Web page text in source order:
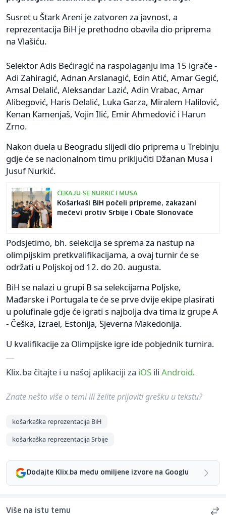
Susret u Štark Areni je zatvoren za javnost, a
reprezentacija BiH je prethodno obavila dio priprema
na Vlašiću.
Selektor Adis Bećiragić na raspolaganju ima 15 igrače -
Adi Zahiragić, Adnan Arslanagić, Edin Atić, Amar Gegić,
Amsal Delalić, Aleksandar Lazić, Adin Vrabac, Amar
Alibegović, Haris Delalić, Luka Garza, Miralem Halilović,
Kenan Kamenjaš, Vojin Ilić, Emir Ahmedović i Harun
Zrno.
Nakon duela u Beogradu slijedi dio priprema u Trebinju
gdje će se nacionalnom timu priključiti Džanan Musa i
Jusuf Nurkić.
ČEKAJU SE NURKIĆ I MUSA
Košarkaši BiH počeli pripreme, zakazani
mečevi protiv Srbije i Obale Slonovače
Podsjetimo, bh. selekcija se sprema za nastup na
olimpijskim pretkvalifikacijama, a ovaj turnir će se
održati u Poljskoj od 12. do 20. augusta.
BiH se nalazi u grupi B sa selekcijama Poljske,
Mađarske i Portugala te će se prve dvije ekipe plasirati
u polufinale gdje će igrati s najbolja dva tima iz grupe A
- Češka, Izrael, Estonija, Sjeverna Makedonija.
U kvalifikacije za Olimpijske igre ide pobjednik turnira.
Klix.ba čitajte i u našoj aplikaciji za iOS ili Android.
Znate nešto više o temi ili želite prijaviti grešku u tekstu?
košarkaška reprezentacija BiH
košarkaška reprezentacija Srbije
Dodajte Klix.ba među omiljene izvore na Googlu
Više na istu temu